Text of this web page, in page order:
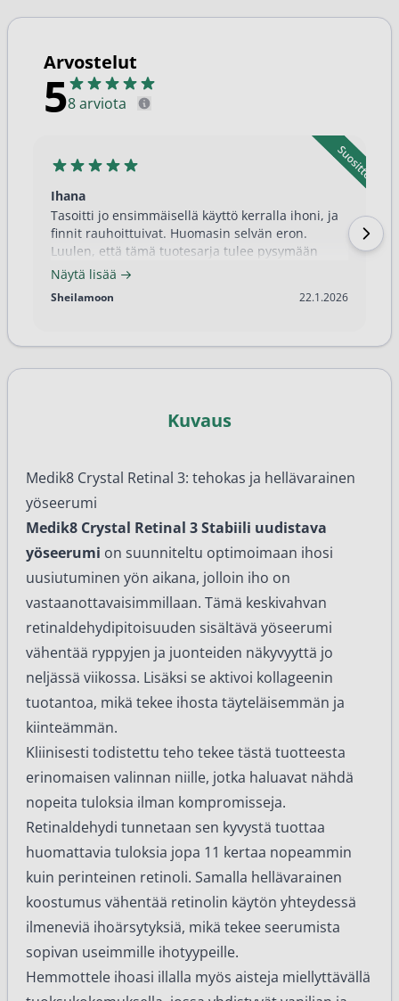
Arvostelut
58 arviota
Ihana
Tasoitti jo ensimmäisellä käyttö kerralla ihoni, ja
finnit rauhoittuivat. Huomasin selvän eron.
Luulen, että tämä tuotesarja tulee pysymään
matkassani pitkään!
Näytä lisää
Sheilamoon 22.1.2026
22.1.2026
Kuvaus
Medik8 Crystal Retinal 3: tehokas ja hellävarainen
yöseerumi
Medik8 Crystal Retinal 3 Stabiili uudistava
yöseerumi on suunniteltu optimoimaan ihosi
uusiutuminen yön aikana, jolloin iho on
vastaanottavaisimmillaan. Tämä keskivahvan
retinaldehydipitoisuuden sisältävä yöseerumi
vähentää ryppyjen ja juonteiden näkyvyyttä jo
neljässä viikossa. Lisäksi se aktivoi kollageenin
tuotantoa, mikä tekee ihosta täyteläisemmän ja
kiinteämmän.
Kliinisesti todistettu teho tekee tästä tuotteesta
erinomaisen valinnan niille, jotka haluavat nähdä
nopeita tuloksia ilman kompromisseja.
Retinaldehydi tunnetaan sen kyvystä tuottaa
huomattavia tuloksia jopa 11 kertaa nopeammin
kuin perinteinen retinoli. Samalla hellävarainen
koostumus vähentää retinolin käytön yhteydessä
ilmeneviä ihoärsytyksiä, mikä tekee seerumista
sopivan useimmille ihotyypeille.
Hemmottele ihoasi illalla myös aisteja miellyttävällä